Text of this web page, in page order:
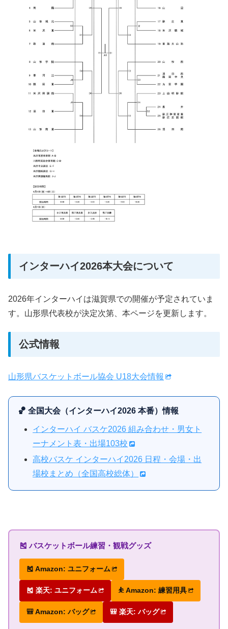
インターハイ2026本大会について
2026年インターハイは滋賀県での開催が予定されていま
す。山形県代表校が決定次第、本ページを更新します。
公式情報
山形県バスケットボール協会 U18大会情報
🏀 全国大会（インターハイ2026 本番）情報
インターハイ バスケ2026 組み合わせ・男女ト
ーナメント表・出場103校
高校バスケ インターハイ2026 日程・会場・出
場校まとめ（全国高校総体）
🎽 バスケットボール練習・観戦グッズ
🎽 Amazon: ユニフォーム
🎽 楽天: ユニフォーム ⛹ Amazon: 練習用具
🎒 Amazon: バッグ 🎒 楽天: バッグ